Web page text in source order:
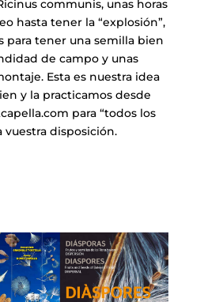
communis, unas horas
hasta tener la “explosión”,
para tener una semilla bien
de campo y unas
Esta es nuestra idea
y la practicamos desde
para “todos los
vuestra disposición.